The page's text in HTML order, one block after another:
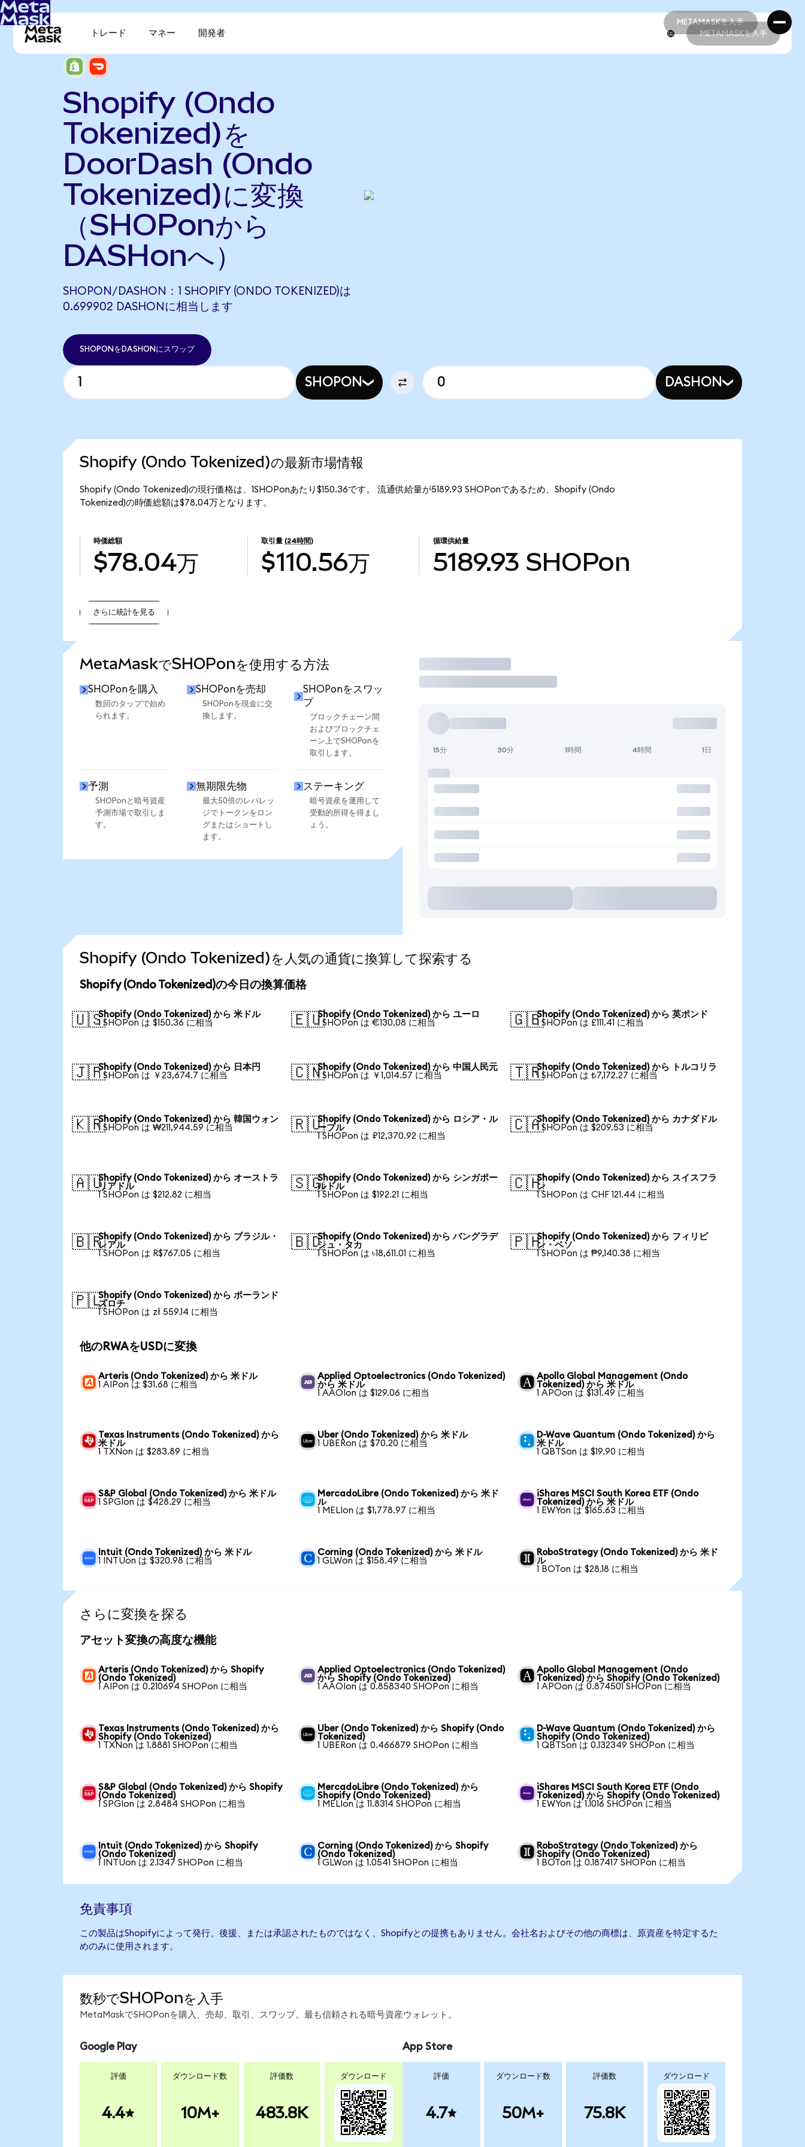
METAMASKを入手
METAMASKを入手
トレード マネー 開発者 METAMASKを入手
Shopify (Ondo
Tokenized)を
DoorDash (Ondo
Tokenized)に変換
（SHOPonから
DASHonへ）
SHOPON/DASHON：1 SHOPIFY (ONDO TOKENIZED)は
0.699902 DASHONに相当します
SHOPONをDASHONにスワップ
SHOPON DASHON
Shopify (Ondo Tokenized)の最新市場情報
Shopify (Ondo Tokenized)の現行価格は、1SHOPonあたり$150.36です。 流通供給量が5189.93 SHOPonであるため、Shopify (Ondo
Tokenized)の時価総額は$78.04万となります。
時価総額
$78.04万
取引量 (24時間)
$110.56万
循環供給量
5189.93 SHOPon
さらに統計を見る
MetaMaskでSHOPonを使用する方法
SHOPonを購入
数回のタップで始め
られます。
SHOPonを売却
SHOPonを現金に交
換します。
SHOPonをスワッ
プ
ブロックチェーン間
およびブロックチェ
ーン上でSHOPonを
取引します。
予測
SHOPonと暗号資産
予測市場で取引しま
す。
無期限先物
最大50倍のレバレッ
ジでトークンをロン
グまたはショートし
ます。
ステーキング
暗号資産を運用して
受動的所得を得まし
ょう。
取引
15分 30分 1時間 4時間 1日
Shopify (Ondo Tokenized)を人気の通貨に換算して探索する
Shopify (Ondo Tokenized)の今日の換算価格
🇺🇸Shopify (Ondo Tokenized) から 米ドル
1 SHOPon は $150.36 に相当
🇪🇺Shopify (Ondo Tokenized) から ユーロ
1 SHOPon は €130.08 に相当
🇬🇧Shopify (Ondo Tokenized) から 英ポンド
1 SHOPon は £111.41 に相当
🇯🇵Shopify (Ondo Tokenized) から 日本円
1 SHOPon は ￥23,674.7 に相当
🇨🇳Shopify (Ondo Tokenized) から 中国人民元
1 SHOPon は ￥1,014.57 に相当
🇹🇷Shopify (Ondo Tokenized) から トルコリラ
1 SHOPon は ₺7,172.27 に相当
🇰🇷Shopify (Ondo Tokenized) から 韓国ウォン
1 SHOPon は ₩211,944.59 に相当
🇷🇺Shopify (Ondo Tokenized) から ロシア・ル
ーブル
1 SHOPon は ₽12,370.92 に相当
🇨🇦Shopify (Ondo Tokenized) から カナダドル
1 SHOPon は $209.53 に相当
🇦🇺Shopify (Ondo Tokenized) から オーストラ
リアドル
1 SHOPon は $212.82 に相当
🇸🇬Shopify (Ondo Tokenized) から シンガポー
ルドル
1 SHOPon は $192.21 に相当
🇨🇭Shopify (Ondo Tokenized) から スイスフラ
ン
1 SHOPon は CHF 121.44 に相当
🇧🇷Shopify (Ondo Tokenized) から ブラジル・
レアル
1 SHOPon は R$767.05 に相当
🇧🇩Shopify (Ondo Tokenized) から バングラデ
シュ・タカ
1 SHOPon は ৳18,611.01 に相当
🇵🇭Shopify (Ondo Tokenized) から フィリピ
ン・ペソ
1 SHOPon は ₱9,140.38 に相当
🇵🇱Shopify (Ondo Tokenized) から ポーランド
ズロチ
1 SHOPon は zł 559.14 に相当
他のRWAをUSDに変換
Arteris (Ondo Tokenized) から 米ドル
1 AIPon は $31.68 に相当
Applied Optoelectronics (Ondo Tokenized)
から 米ドル
1 AAOIon は $129.06 に相当
Apollo Global Management (Ondo
Tokenized) から 米ドル
1 APOon は $131.49 に相当
Texas Instruments (Ondo Tokenized) から
米ドル
1 TXNon は $283.89 に相当
Uber (Ondo Tokenized) から 米ドル
1 UBERon は $70.20 に相当
D-Wave Quantum (Ondo Tokenized) から
米ドル
1 QBTSon は $19.90 に相当
S&P Global (Ondo Tokenized) から 米ドル
1 SPGIon は $428.29 に相当
MercadoLibre (Ondo Tokenized) から 米ド
ル
1 MELIon は $1,778.97 に相当
iShares MSCI South Korea ETF (Ondo
Tokenized) から 米ドル
1 EWYon は $165.63 に相当
Intuit (Ondo Tokenized) から 米ドル
1 INTUon は $320.98 に相当
Corning (Ondo Tokenized) から 米ドル
1 GLWon は $158.49 に相当
RoboStrategy (Ondo Tokenized) から 米ド
ル
1 BOTon は $28.18 に相当
さらに変換を探る
アセット変換の高度な機能
Arteris (Ondo Tokenized) から Shopify
(Ondo Tokenized)
1 AIPon は 0.210694 SHOPon に相当
Applied Optoelectronics (Ondo Tokenized)
から Shopify (Ondo Tokenized)
1 AAOIon は 0.858340 SHOPon に相当
Apollo Global Management (Ondo
Tokenized) から Shopify (Ondo Tokenized)
1 APOon は 0.874501 SHOPon に相当
Texas Instruments (Ondo Tokenized) から
Shopify (Ondo Tokenized)
1 TXNon は 1.8881 SHOPon に相当
Uber (Ondo Tokenized) から Shopify (Ondo
Tokenized)
1 UBERon は 0.466879 SHOPon に相当
D-Wave Quantum (Ondo Tokenized) から
Shopify (Ondo Tokenized)
1 QBTSon は 0.132349 SHOPon に相当
S&P Global (Ondo Tokenized) から Shopify
(Ondo Tokenized)
1 SPGIon は 2.8484 SHOPon に相当
MercadoLibre (Ondo Tokenized) から
Shopify (Ondo Tokenized)
1 MELIon は 11.8314 SHOPon に相当
iShares MSCI South Korea ETF (Ondo
Tokenized) から Shopify (Ondo Tokenized)
1 EWYon は 1.1016 SHOPon に相当
Intuit (Ondo Tokenized) から Shopify
(Ondo Tokenized)
1 INTUon は 2.1347 SHOPon に相当
Corning (Ondo Tokenized) から Shopify
(Ondo Tokenized)
1 GLWon は 1.0541 SHOPon に相当
RoboStrategy (Ondo Tokenized) から
Shopify (Ondo Tokenized)
1 BOTon は 0.187417 SHOPon に相当
免責事項
この製品はShopifyによって発行、後援、または承認されたものではなく、Shopifyとの提携もありません。会社名およびその他の商標は、原資産を特定するた
めのみに使用されます。
数秒でSHOPonを入手
MetaMaskでSHOPonを購入、売却、取引、スワップ。最も信頼される暗号資産ウォレット。
Google Play
評価
4.4
ダウンロード数
10M+
評価数
483.8K
ダウンロード
App Store
評価
4.7
ダウンロード数
50M+
評価数
75.8K
ダウンロード